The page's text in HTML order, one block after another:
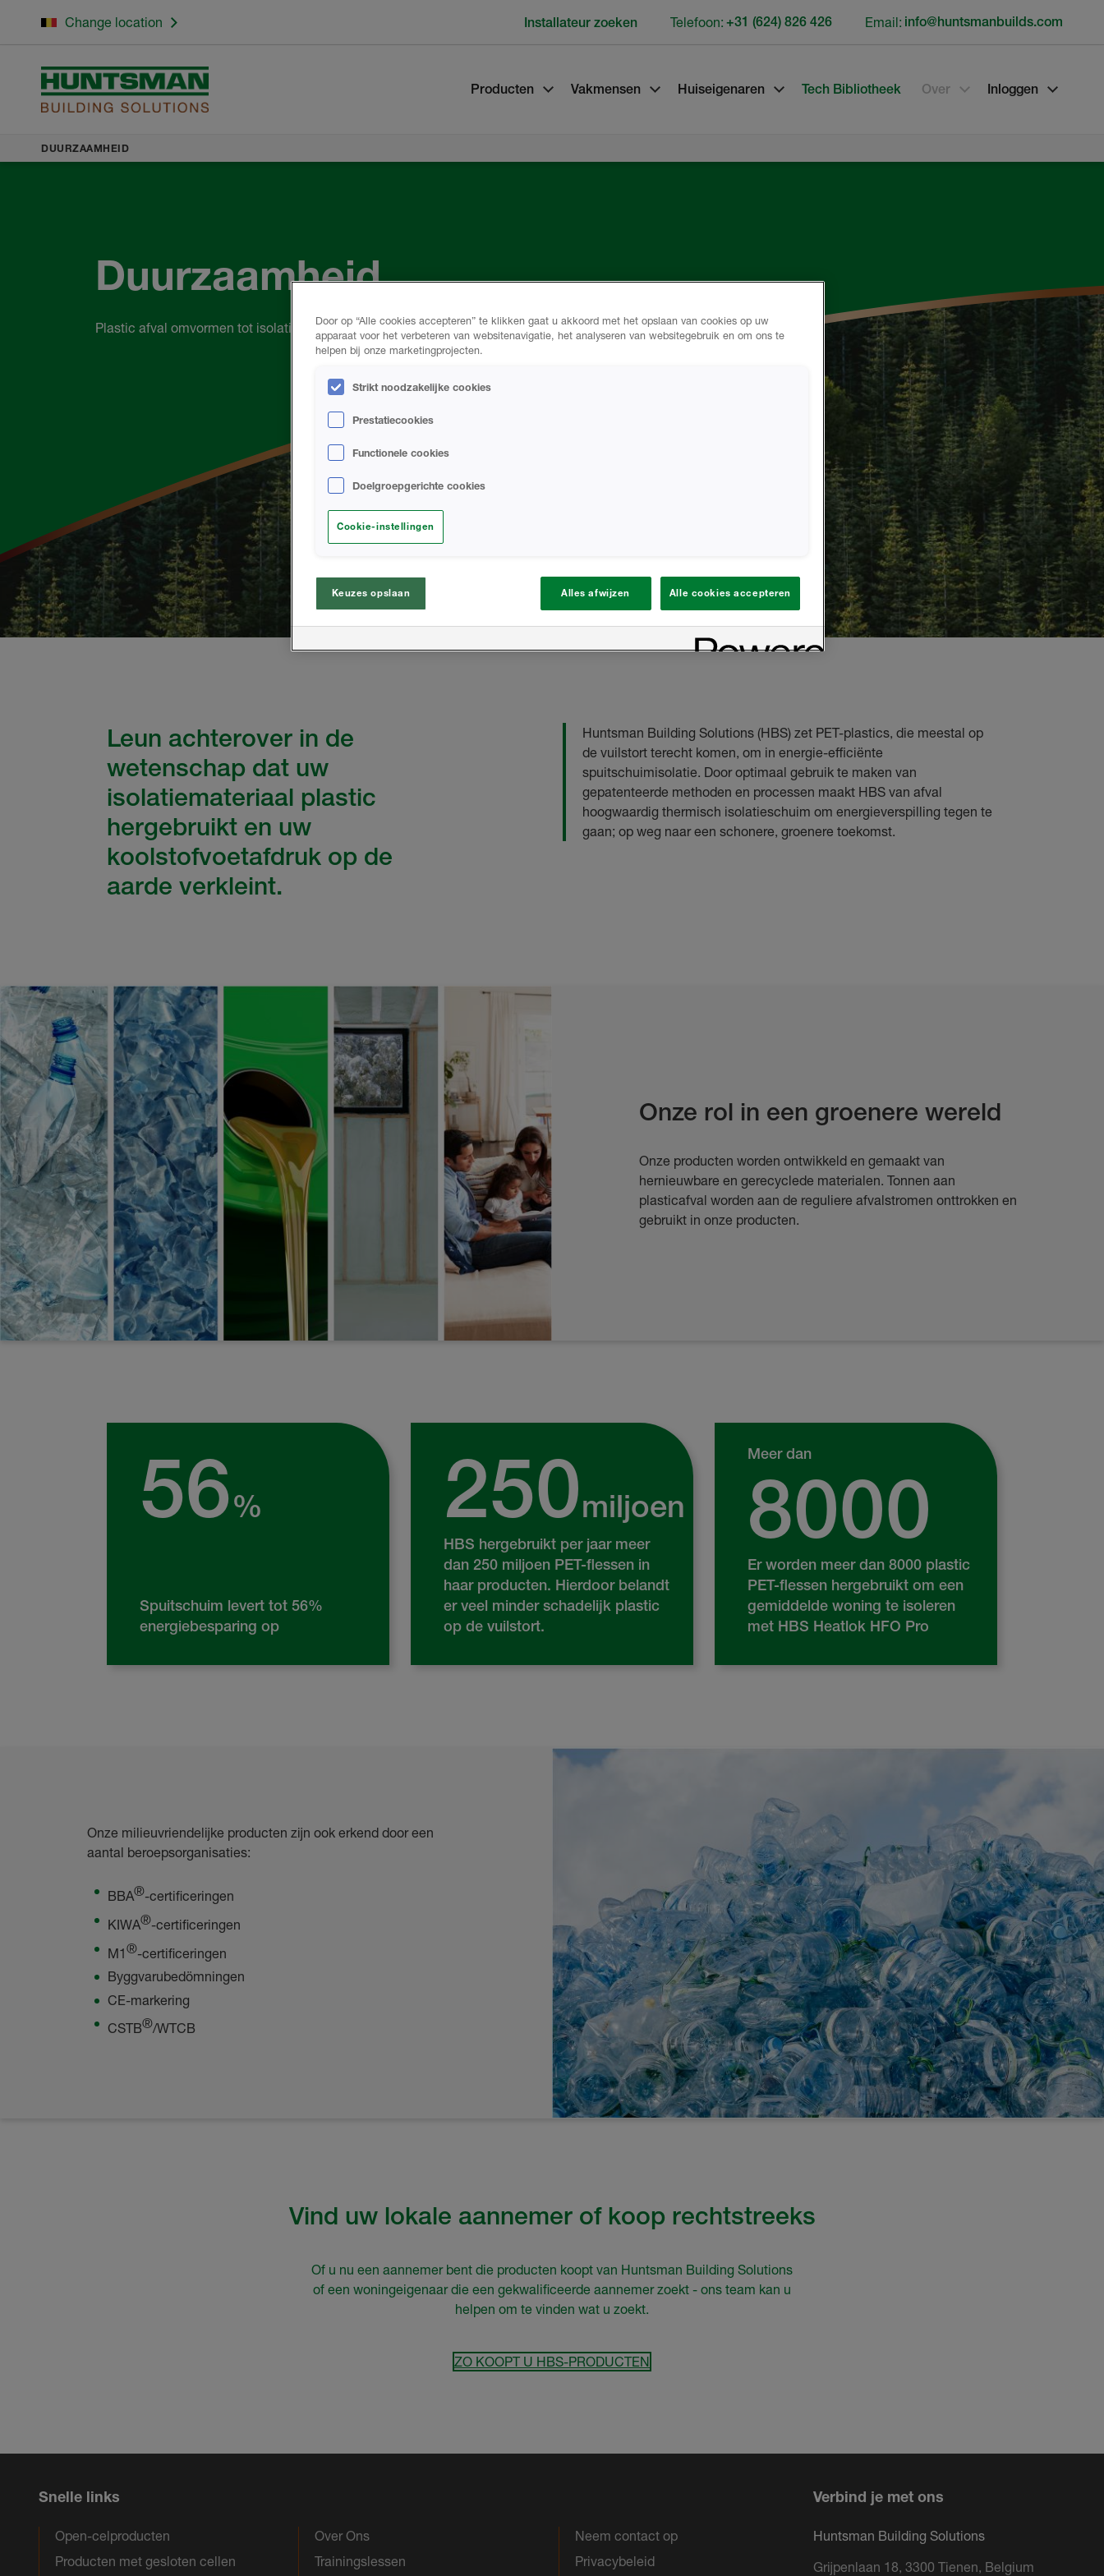
Producten Vakmensen Huiseigenaren Tech Bibliotheek Over Inloggen
DUURZAAMHEID
Duurzaamheid
Plastic afval omvormen tot isolatiemateriaal
Leun achterover in de
wetenschap dat uw
isolatiemateriaal plastic
hergebruikt en uw
koolstofvoetafdruk op de
aarde verkleint.
Huntsman Building Solutions (HBS) zet PET-plastics, die meestal op
de vuilstort terecht komen, om in energie-efficiënte
spuitschuimisolatie. Door optimaal gebruik te maken van
gepatenteerde methoden en processen maakt HBS van afval
hoogwaardig thermisch isolatieschuim om energieverspilling tegen te
gaan; op weg naar een schonere, groenere toekomst.
Onze rol in een groenere wereld
Onze producten worden ontwikkeld en gemaakt van
hernieuwbare en gerecyclede materialen. Tonnen aan
plasticafval worden aan de reguliere afvalstromen onttrokken en
gebruikt in onze producten.
56%
Spuitschuim levert tot 56%
energiebesparing op
250miljoen
HBS hergebruikt per jaar meer
dan 250 miljoen PET-flessen in
haar producten. Hierdoor belandt
er veel minder schadelijk plastic
op de vuilstort.
Meer dan
8000
Er worden meer dan 8000 plastic
PET-flessen hergebruikt om een
gemiddelde woning te isoleren
met HBS Heatlok HFO Pro
Onze milieuvriendelijke producten zijn ook erkend door een
aantal beroepsorganisaties:
BBA®-certificeringen
KIWA®-certificeringen
M1®-certificeringen
Byggvarubedömningen
CE-markering
CSTB®/WTCB
Vind uw lokale aannemer of koop rechtstreeks
Of u nu een aannemer bent die producten koopt van Huntsman Building Solutions
of een woningeigenaar die een gekwalificeerde aannemer zoekt - ons team kan u
helpen om te vinden wat u zoekt.
ZO KOOPT U HBS-PRODUCTEN
Change location Installateur zoeken Telefoon: +31 (624) 826 426 Email: info@huntsmanbuilds.com
Snelle links
Open-celproducten
Producten met gesloten cellen
Over Ons
Trainingslessen
Neem contact op
Privacybeleid
Verbind je met ons
Huntsman Building Solutions
Grijpenlaan 18, 3300 Tienen, Belgium
Door op “Alle cookies accepteren” te klikken gaat u akkoord met het opslaan van cookies op uw
apparaat voor het verbeteren van websitenavigatie, het analyseren van websitegebruik en om ons te
helpen bij onze marketingprojecten.
Strikt noodzakelijke cookies
Prestatiecookies
Functionele cookies
Doelgroepgerichte cookies
Cookie-instellingen
Keuzes opslaan Alles afwijzen Alle cookies accepteren